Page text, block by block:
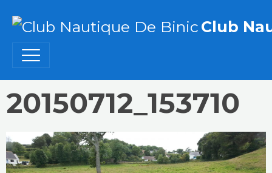
Club
20150712_153710